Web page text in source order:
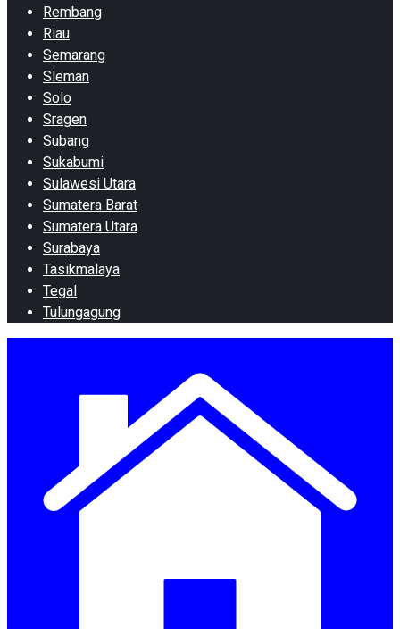
Rembang
Riau
Semarang
Sleman
Solo
Sragen
Subang
Sukabumi
Sulawesi Utara
Sumatera Barat
Sumatera Utara
Surabaya
Tasikmalaya
Tegal
Tulungagung